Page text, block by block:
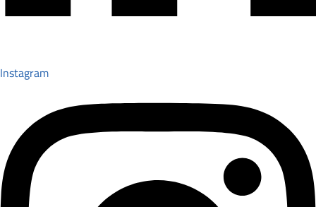
Instagram